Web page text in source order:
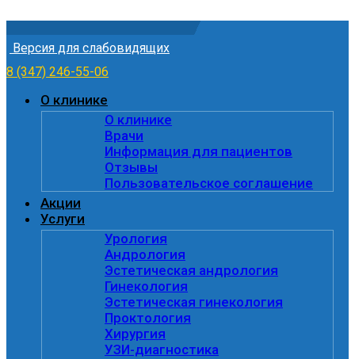
Версия для слабовидящих
8 (347) 246-55-06
О клинике
О клинике
Врачи
Информация для пациентов
Отзывы
Пользовательское соглашение
Акции
Услуги
Урология
Андрология
Эстетическая андрология
Гинекология
Эстетическая гинекология
Проктология
Хирургия
УЗИ-диагностика